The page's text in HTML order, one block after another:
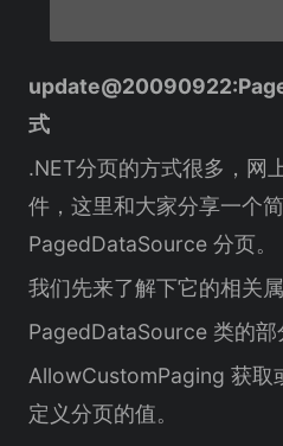
式
.NET分页的方式很多，网
件，这里和大家分享一个
PagedDataSource 分页。
我们先来了解下它的相关
PagedDataSource 类的部
AllowCustomPaging 获取
定义分页的值。